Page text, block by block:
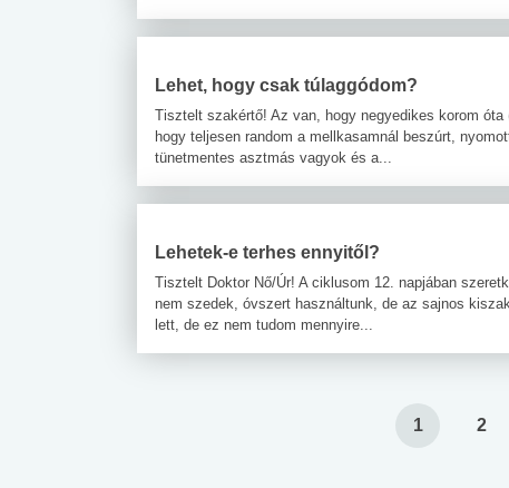
Lehet, hogy csak túlaggódom?
Tisztelt szakértő! Az van, hogy negyedikes korom
hogy teljesen random a mellkasamnál beszúrt,
tünetmentes asztmás vagyok és a...
Lehetek-e terhes ennyitől?
Tisztelt Doktor Nő/Úr! A ciklusom 12. napjában
nem szedek, óvszert használtunk, de az sajnos
lett, de ez nem tudom mennyire...
1 2